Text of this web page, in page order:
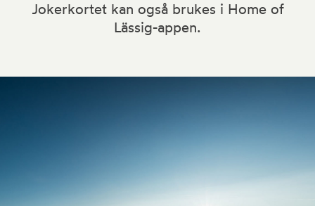
Jokerkortet kan også brukes i Home of
Lässig-appen.